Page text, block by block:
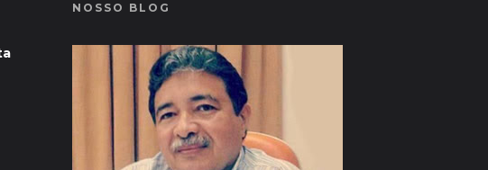
NOSSO BLOG